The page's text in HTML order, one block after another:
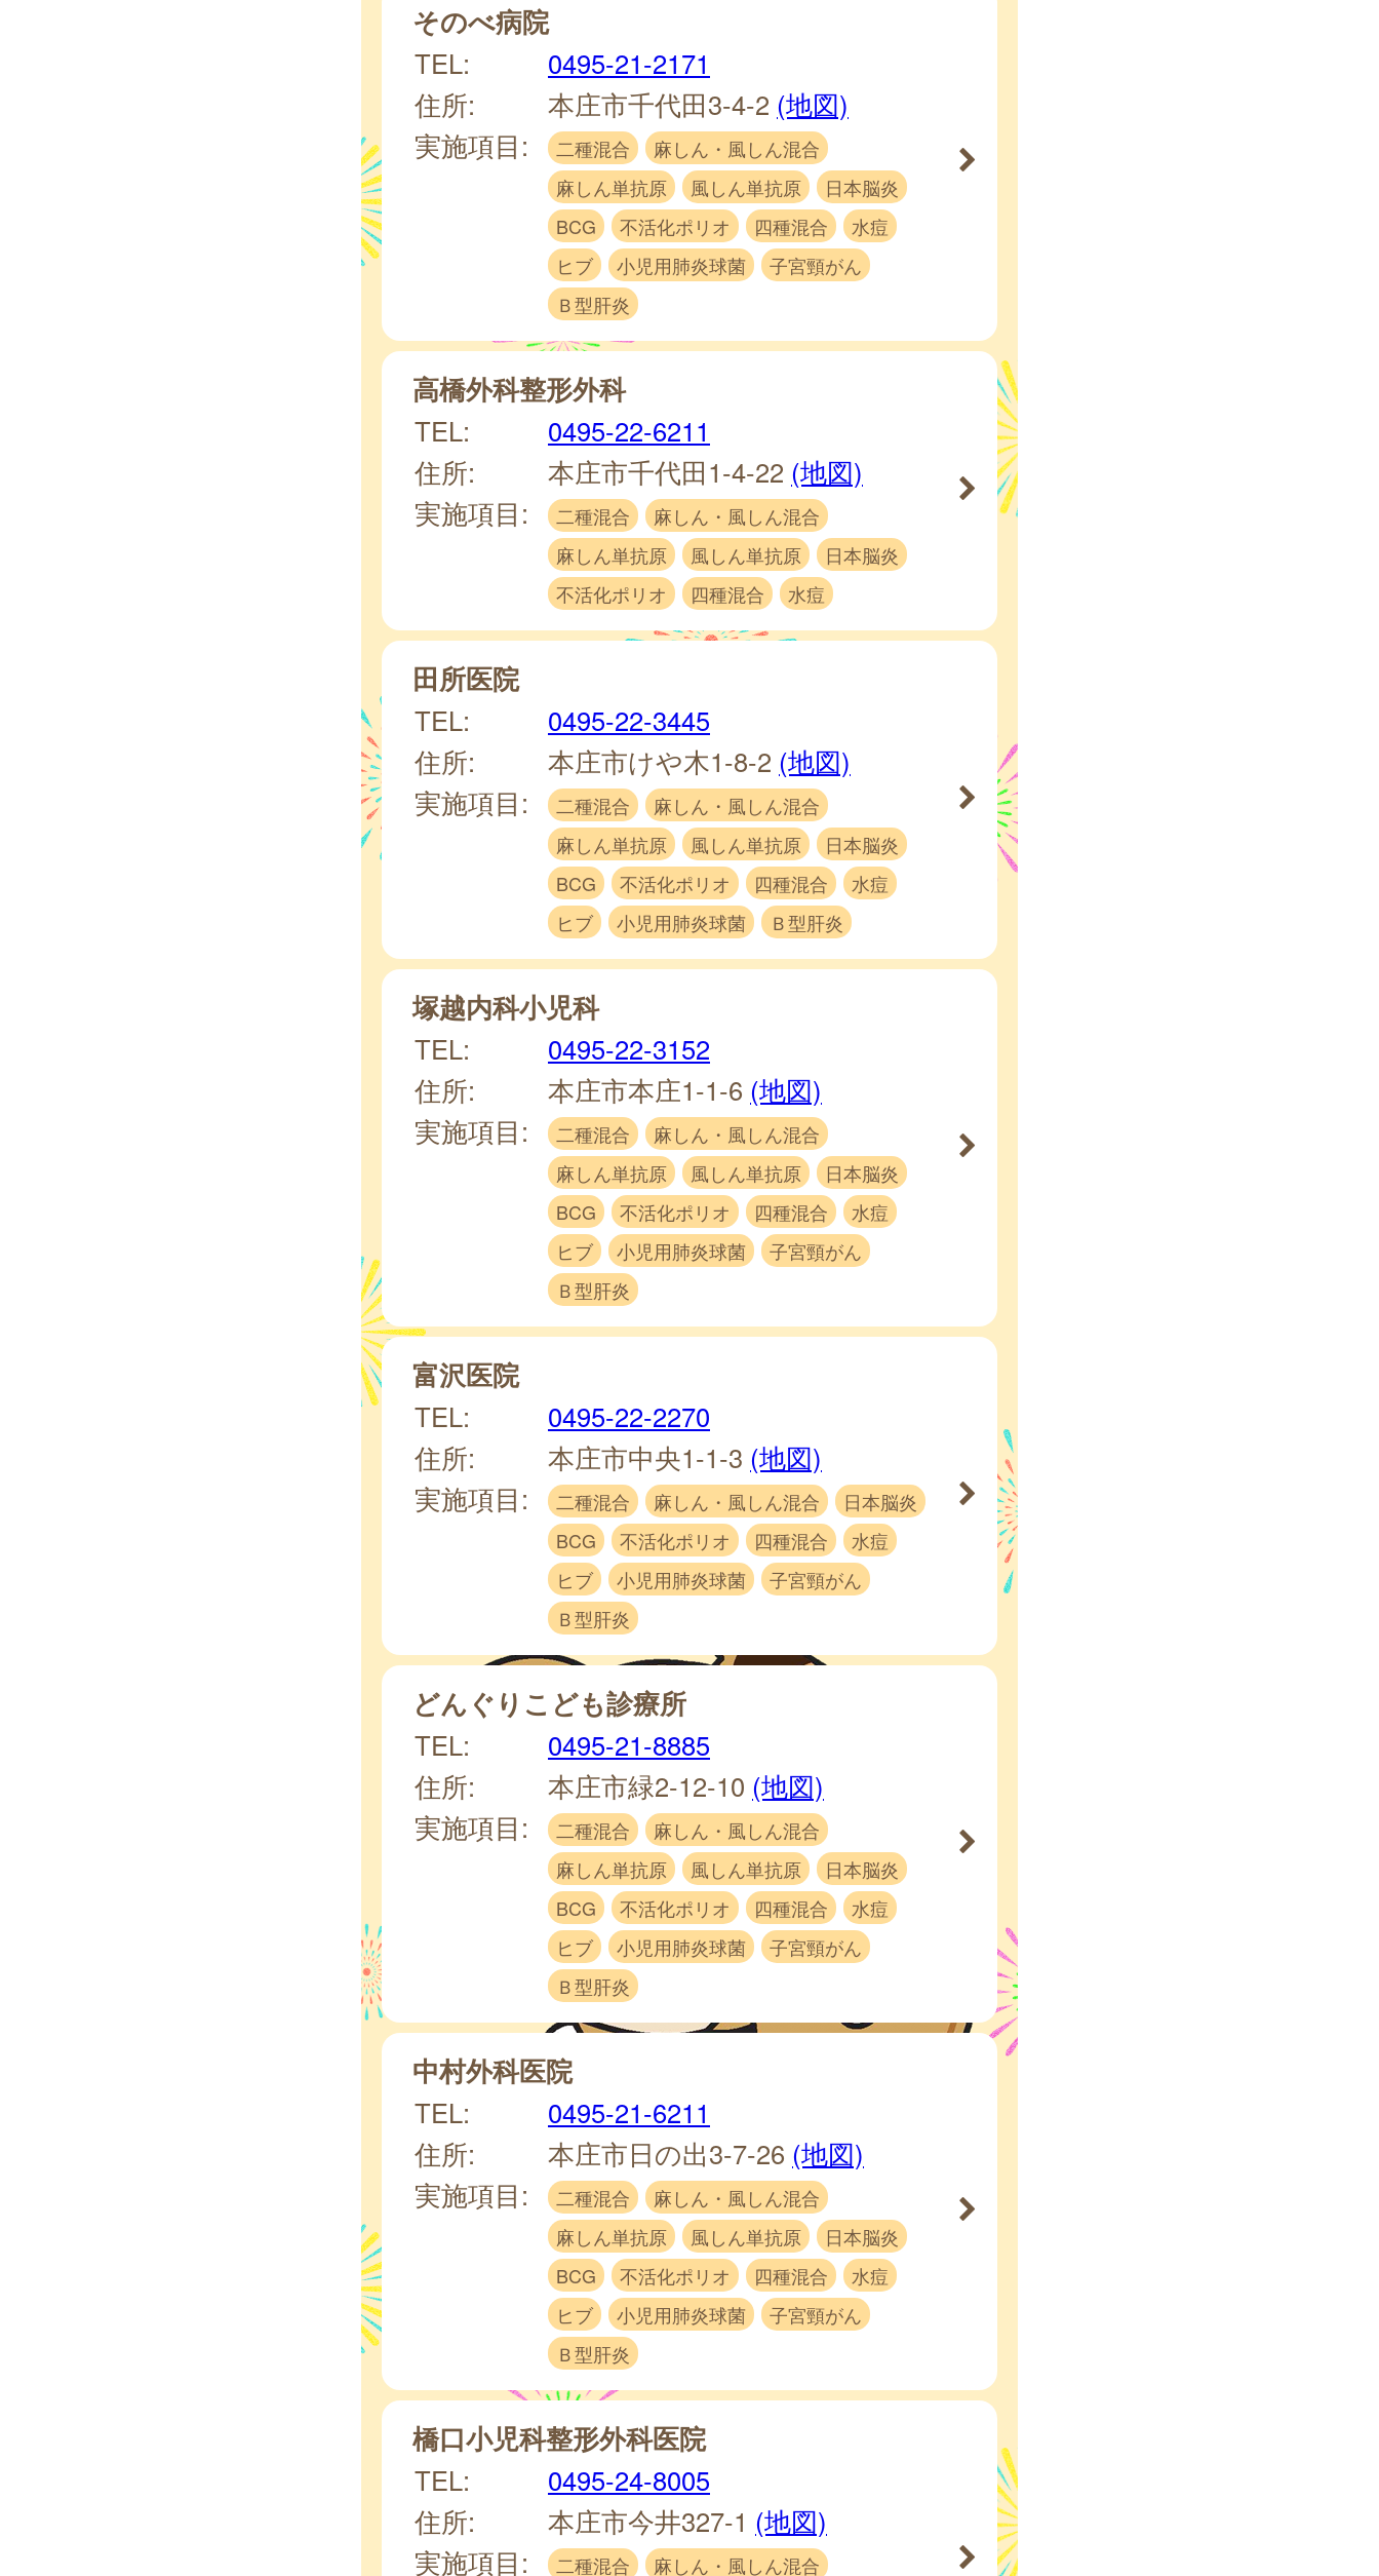
そのべ病院
TEL:
0495-21-2171
住所:
本庄市千代田3-4-2 (地図)
実施項目:
二種混合
麻しん・風しん混合
麻しん単抗原
風しん単抗原
日本脳炎
BCG
不活化ポリオ 四種混合
水痘
ヒブ
小児用肺炎球菌
子宮頸がん
Ｂ型肝炎
高橋外科整形外科
TEL:
0495-22-6211
住所:
本庄市千代田1-4-22 (地図)
実施項目:
二種混合
麻しん・風しん混合
麻しん単抗原
風しん単抗原
日本脳炎
不活化ポリオ
四種混合 水痘
田所医院
TEL:
0495-22-3445
住所:
本庄市けや木1-8-2 (地図)
実施項目:
二種混合
麻しん・風しん混合
麻しん単抗原
風しん単抗原
日本脳炎
BCG
不活化ポリオ 四種混合
水痘
ヒブ
小児用肺炎球菌 Ｂ型肝炎
塚越内科小児科
TEL:
0495-22-3152
住所:
本庄市本庄1-1-6 (地図)
実施項目:
二種混合
麻しん・風しん混合
麻しん単抗原
風しん単抗原
日本脳炎
BCG
不活化ポリオ 四種混合
水痘
ヒブ
小児用肺炎球菌
子宮頸がん
Ｂ型肝炎
富沢医院
TEL:
0495-22-2270
住所:
本庄市中央1-1-3 (地図)
実施項目:
二種混合 麻しん・風しん混合
日本脳炎
BCG
不活化ポリオ 四種混合
水痘
ヒブ
小児用肺炎球菌
子宮頸がん
Ｂ型肝炎
どんぐりこども診療所
TEL:
0495-21-8885
住所:
本庄市緑2-12-10 (地図)
実施項目:
二種混合
麻しん・風しん混合
麻しん単抗原
風しん単抗原
日本脳炎
BCG
不活化ポリオ 四種混合
水痘
ヒブ
小児用肺炎球菌
子宮頸がん
Ｂ型肝炎
中村外科医院
TEL:
0495-21-6211
住所:
本庄市日の出3-7-26 (地図)
実施項目:
二種混合
麻しん・風しん混合
麻しん単抗原
風しん単抗原
日本脳炎
BCG
不活化ポリオ 四種混合
水痘
ヒブ
小児用肺炎球菌
子宮頸がん
Ｂ型肝炎
橋口小児科整形外科医院
TEL:
0495-24-8005
住所:
本庄市今井327-1 (地図)
実施項目:
二種混合 麻しん・風しん混合